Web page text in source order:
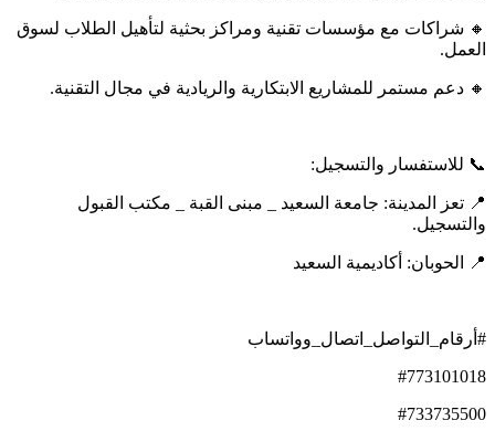
🔸 شراكات مع مؤسسات تقنية ومراكز بحثية لتأهيل الطلاب لسوق
العمل.
🔸 دعم مستمر للمشاريع الابتكارية والريادية في مجال التقنية.
📞 للاستفسار والتسجيل:
📍 تعز المدينة: جامعة السعيد _ مبنى القبة _ مكتب القبول
والتسجيل.
📍 الحوبان: أكاديمية السعيد
#أرقام_التواصل_اتصال_وواتساب
#773101018
#733735500